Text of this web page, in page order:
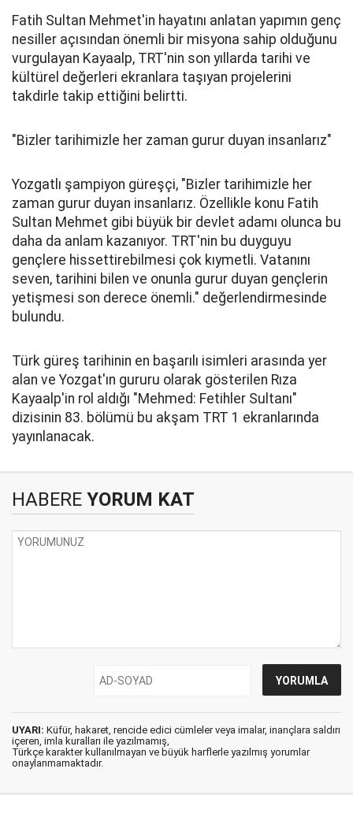
Fatih Sultan Mehmet'in hayatını anlatan yapımın genç
nesiller açısından önemli bir misyona sahip olduğunu
vurgulayan Kayaalp, TRT'nin son yıllarda tarihi ve
kültürel değerleri ekranlara taşıyan projelerini
takdirle takip ettiğini belirtti.
"Bizler tarihimizle her zaman gurur duyan insanlarız"
Yozgatlı şampiyon güreşçi, "Bizler tarihimizle her
zaman gurur duyan insanlarız. Özellikle konu Fatih
Sultan Mehmet gibi büyük bir devlet adamı olunca bu
daha da anlam kazanıyor. TRT'nin bu duyguyu
gençlere hissettirebilmesi çok kıymetli. Vatanını
seven, tarihini bilen ve onunla gurur duyan gençlerin
yetişmesi son derece önemli." değerlendirmesinde
bulundu.
Türk güreş tarihinin en başarılı isimleri arasında yer
alan ve Yozgat'ın gururu olarak gösterilen Rıza
Kayaalp'in rol aldığı "Mehmed: Fetihler Sultanı"
dizisinin 83. bölümü bu akşam TRT 1 ekranlarında
yayınlanacak.
HABERE YORUM KAT
UYARI: Küfür, hakaret, rencide edici cümleler veya imalar, inançlara saldırı
içeren, imla kuralları ile yazılmamış,
Türkçe karakter kullanılmayan ve büyük harflerle yazılmış yorumlar
onaylanmamaktadır.